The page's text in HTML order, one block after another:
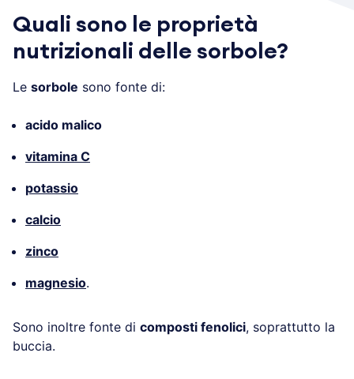
Quali sono le proprietà
nutrizionali delle sorbole?
Le sorbole sono fonte di:
acido malico
vitamina C
potassio
calcio
zinco
magnesio.
Sono inoltre fonte di composti fenolici, soprattutto la
buccia.